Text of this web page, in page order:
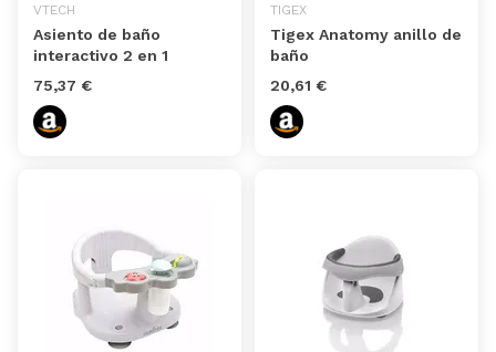
VTECH
Asiento de baño
interactivo 2 en 1
75,37 €
TIGEX
Tigex Anatomy anillo de
baño
20,61 €